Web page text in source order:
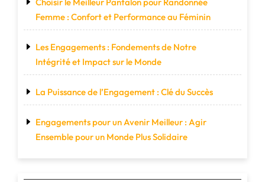
Choisir le Meilleur Pantalon pour Randonnée
Femme : Confort et Performance au Féminin
Les Engagements : Fondements de Notre
Intégrité et Impact sur le Monde
La Puissance de l’Engagement : Clé du Succès
Engagements pour un Avenir Meilleur : Agir
Ensemble pour un Monde Plus Solidaire